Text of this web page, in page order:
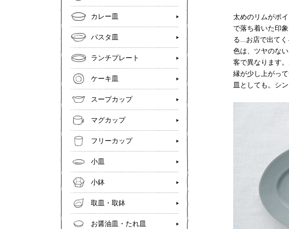
太めのリムがポ
で落ち着いた印
る...お店で出てく
色は、ツヤのな
客で異なります
縁が少し上がっ
皿としても。シ
カレー皿
パスタ皿
ランチプレート
ケーキ皿
スープカップ
マグカップ
フリーカップ
小皿
小鉢
取皿・取鉢
お醤油皿・たれ皿